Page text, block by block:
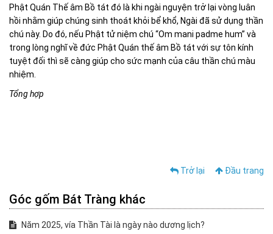
Phật Quán Thế âm Bồ tát đó là khi ngài nguyện trở lại vòng luân
hồi nhằm giúp chúng sinh thoát khỏi bể khổ, Ngài đã sử dụng thần
chú này. Do đó, nếu Phật tử niệm chú “Om mani padme hum” và
trong lòng nghĩ về đức Phật Quán thế âm Bồ tát với sự tôn kính
tuyệt đối thì sẽ càng giúp cho sức mạnh của câu thần chú màu
nhiệm.
Tổng hợp
Trở lại Đầu trang
Góc gốm Bát Tràng khác
Năm 2025, vía Thần Tài là ngày nào dương lịch?